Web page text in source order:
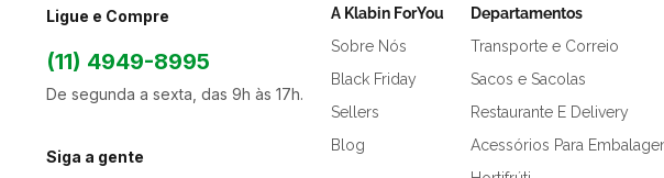
Ligue e Compre
(11) 4949-8995
De segunda a sexta, das 9h às 17h.
Siga a gente
A Klabin ForYou
Sobre Nós
Black Friday
Sellers
Blog
Departamentos
Transporte e Correio
Sacos e Sacolas
Restaurante E Delivery
Acessórios Para